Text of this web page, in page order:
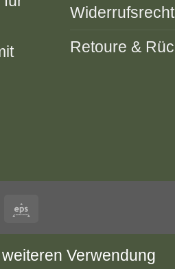
Widerrufsrecht
Retoure &
Verwendung